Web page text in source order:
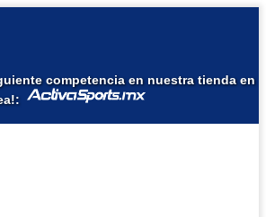
competencia en nuestra tienda en